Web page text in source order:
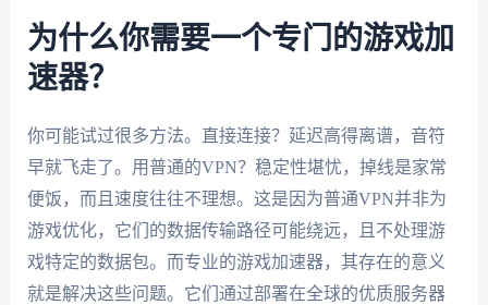
为什么你需要一个专门的游戏加
速器？
你可能试过很多方法。直接连接？延迟高得离谱，音符
早就飞走了。用普通的VPN？稳定性堪忧，掉线是家常
便饭，而且速度往往不理想。这是因为普通VPN并非为
游戏优化，它们的数据传输路径可能绕远，且不处理游
戏特定的数据包。而专业的游戏加速器，其存在的意义
就是解决这些问题。它们通过部署在全球的优质服务器